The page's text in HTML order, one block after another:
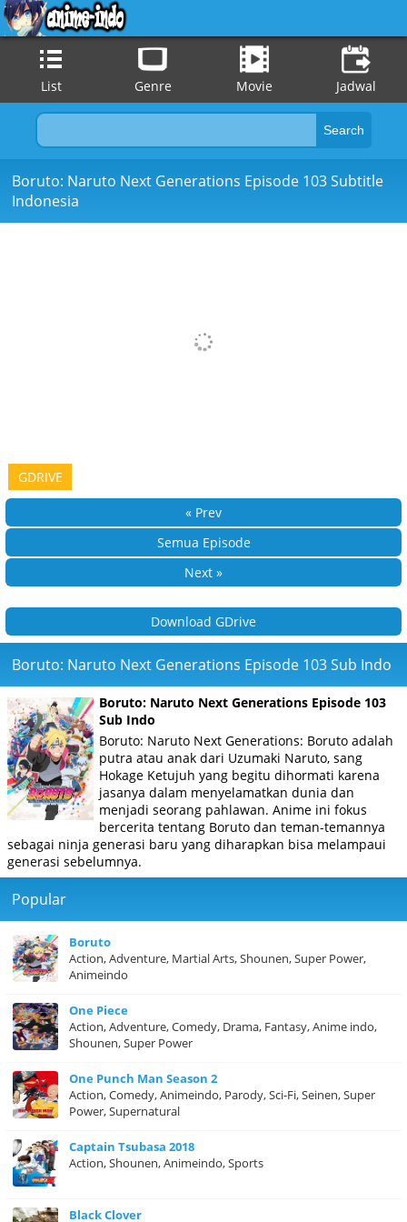
List Genre Movie Jadwal
Boruto: Naruto Next Generations Episode 103 Subtitle
Indonesia
GDRIVE
« Prev
Semua Episode
Next »
Download GDrive
Boruto: Naruto Next Generations Episode 103 Sub Indo
Boruto: Naruto Next Generations Episode 103
Sub Indo
Boruto: Naruto Next Generations: Boruto adalah
putra atau anak dari Uzumaki Naruto, sang
Hokage Ketujuh yang begitu dihormati karena
jasanya dalam menyelamatkan dunia dan
menjadi seorang pahlawan. Anime ini fokus
bercerita tentang Boruto dan teman-temannya
sebagai ninja generasi baru yang diharapkan bisa melampaui
generasi sebelumnya.
Popular
Boruto
Action, Adventure, Martial Arts, Shounen, Super Power,
Animeindo
One Piece
Action, Adventure, Comedy, Drama, Fantasy, Anime indo,
Shounen, Super Power
One Punch Man Season 2
Action, Comedy, Animeindo, Parody, Sci-Fi, Seinen, Super
Power, Supernatural
Captain Tsubasa 2018
Action, Shounen, Animeindo, Sports
Black Clover